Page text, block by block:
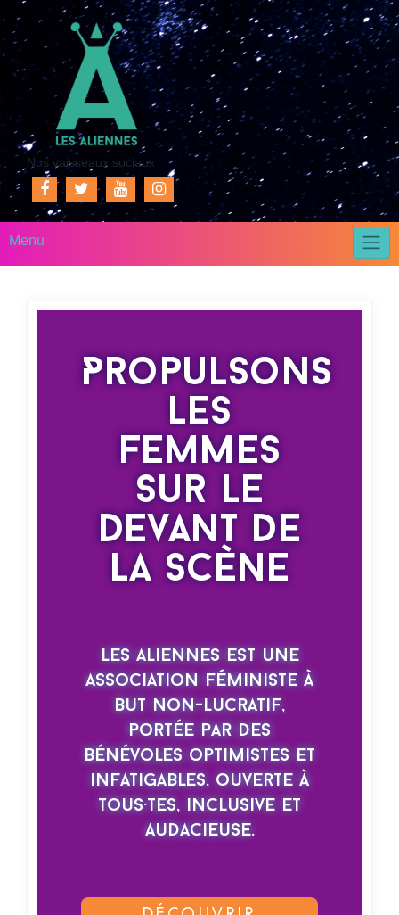
Nos vaisseaux sociaux
Menu
Propulsons
Les
Femmes
Sur Le
Devant De
La Scène
Les Aliennes est une
association féministe à
but non-lucratif,
portée par des
bénévoles optimistes et
infatigables, ouverte à
tous·tes, inclusive et
audacieuse.